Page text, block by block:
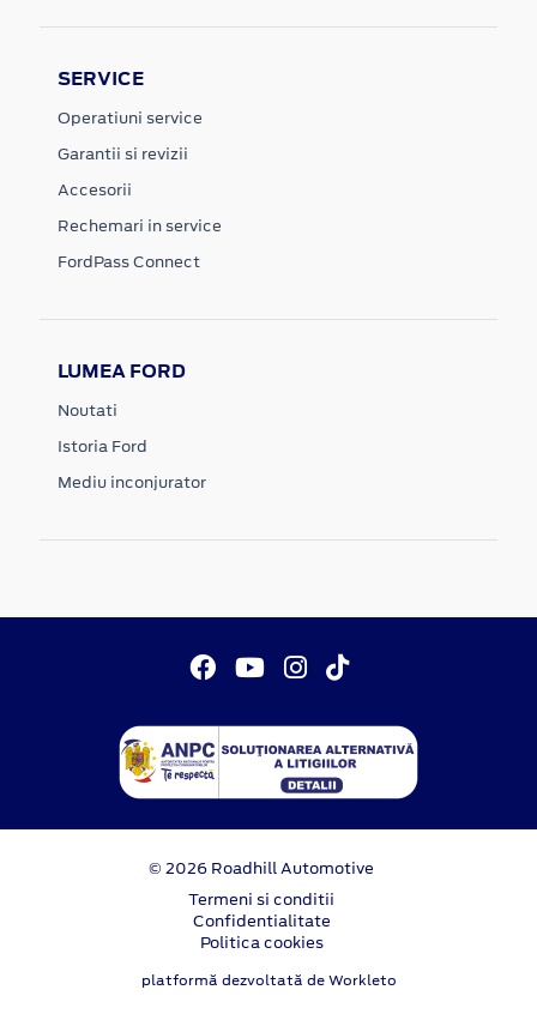
SERVICE
Operatiuni service
Garantii si revizii
Accesorii
Rechemari in service
FordPass Connect
LUMEA FORD
Noutati
Istoria Ford
Mediu inconjurator
© 2026 Roadhill Automotive
Termeni si conditii
Confidentialitate
Politica cookies
platformă dezvoltată de Workleto